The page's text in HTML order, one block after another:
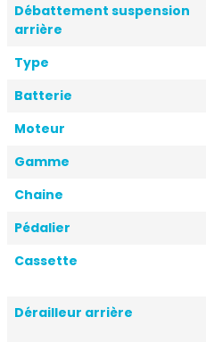
Débattement suspension
arrière
Type
Batterie
Moteur
Gamme
Chaine
Pédalier
Cassette
Dérailleur arrière